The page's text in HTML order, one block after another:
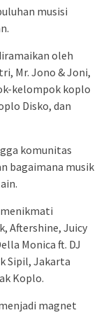
musisi
oleh
Mr. Jono & Joni,
kelompok koplo
Disko, dan
komunitas
bagaimana musik
menikmati
Aftershine, Juicy
Monica ft. DJ
Sipil, Jakarta
Koplo.
magnet